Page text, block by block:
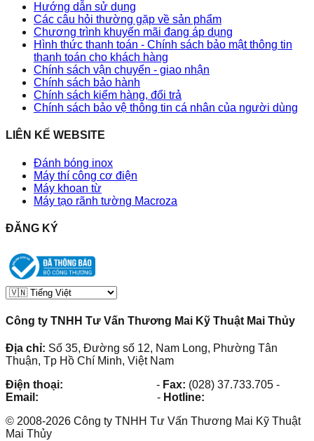
Hướng dẫn sử dụng
Các câu hỏi thường gặp về sản phẩm
Chương trình khuyến mãi đang áp dụng
Hình thức thanh toán - Chính sách bảo mật thông tin
thanh toán cho khách hàng
Chính sách vận chuyển - giao nhận
Chính sách bảo hành
Chính sách kiểm hàng, đổi trả
Chính sách bảo vệ thông tin cá nhân của người dùng
LIÊN KẾ WEBSITE
Đánh bóng inox
Máy thí công cơ điện
Máy khoan từ
Máy tạo rãnh tường Macroza
ĐĂNG KÝ
Công ty TNHH Tư Vấn Thương Mai Kỹ Thuật Mai Thủy
Địa chỉ: Số 35, Đường số 12, Nam Long, Phường Tân
Thuận, Tp Hồ Chí Minh, Việt Nam
Điện thoại:
- Fax: (028) 37.733.705 -
Email:
- Hotline:
© 2008-2026 Công ty TNHH Tư Vấn Thương Mai Kỹ Thuật
Mai Thủy